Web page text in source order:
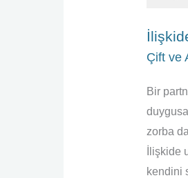
Çift ve
Bir
zorba
İlişkide
kendini